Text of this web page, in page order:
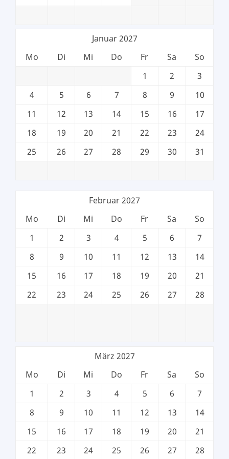
Januar 2027
Mo
Di Mi Do Fr Sa
So
1
2
3
4
5 6 7 8 9
10
11
12 13 14 15 16
17
18
19 20 21 22 23
24
25
26 27 28 29 30 31
Februar 2027
Mo
Di Mi Do Fr Sa
So
1
2 3 4 5 6
7
8
9 10 11 12 13
14
15
16 17 18 19 20
21
22
23 24 25 26 27 28
März 2027
Mo
Di Mi Do Fr Sa
So
1
2 3 4 5 6
7
8
9 10 11 12 13
14
15
16 17 18 19 20
21
22
23 24 25 26 27 28